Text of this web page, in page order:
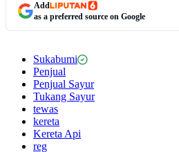
Add
as a preferred source on Google
Sukabumi
Penjual
Penjual Sayur
Tukang Sayur
tewas
kereta
Kereta Api
reg